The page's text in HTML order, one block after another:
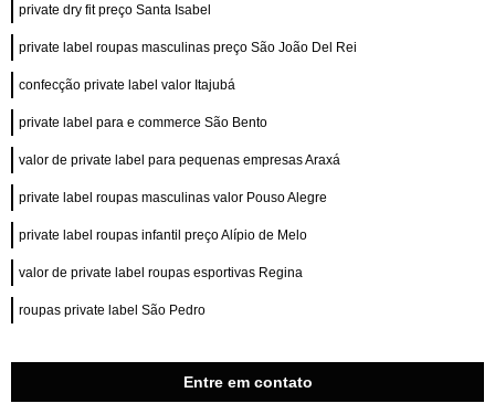
private dry fit preço Santa Isabel
private label roupas masculinas preço São João Del Rei
confecção private label valor Itajubá
private label para e commerce São Bento
valor de private label para pequenas empresas Araxá
private label roupas masculinas valor Pouso Alegre
private label roupas infantil preço Alípio de Melo
valor de private label roupas esportivas Regina
roupas private label São Pedro
Entre em contato